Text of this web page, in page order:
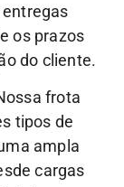
os prazos
do cliente.
frota
tipos de
ampla
cargas